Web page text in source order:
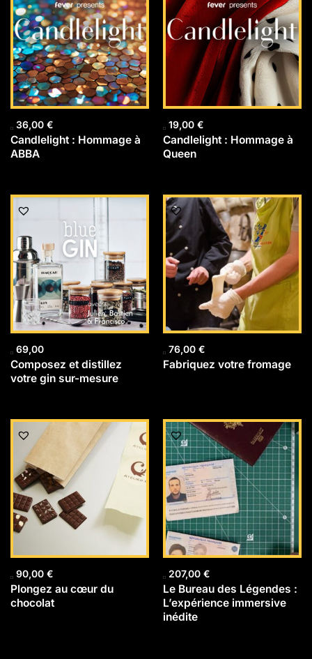
36,00 €
Candlelight : Hommage à
ABBA
19,00 €
Candlelight : Hommage à
Queen
69,00
Composez et distillez
votre gin sur-mesure
76,00 €
Fabriquez votre fromage
90,00 €
Plongez au cœur du
chocolat
207,00 €
Le Bureau des Légendes :
L’expérience immersive
inédite